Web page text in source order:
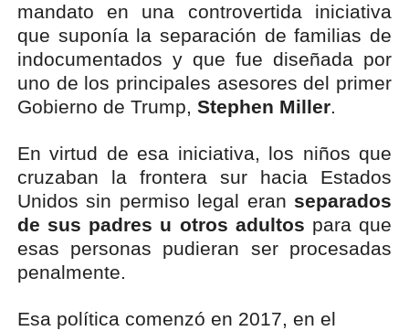
mandato en una controvertida iniciativa
que suponía la separación de familias de
indocumentados y que fue diseñada por
uno de los principales asesores del primer
Gobierno de Trump, Stephen Miller.
En virtud de esa iniciativa, los niños que
cruzaban la frontera sur hacia Estados
Unidos sin permiso legal eran separados
de sus padres u otros adultos para que
esas personas pudieran ser procesadas
penalmente.
Esa política comenzó en 2017, en el